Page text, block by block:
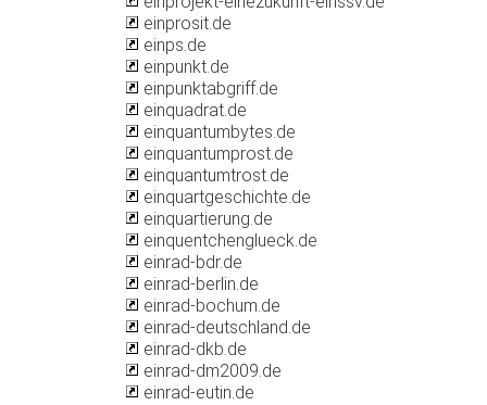
einprosit.de
einps.de
einpunkt.de
einpunktabgriff.de
einquadrat.de
einquantumbytes.de
einquantumprost.de
einquantumtrost.de
einquartgeschichte.de
einquartierung.de
einquentchenglueck.de
einrad-bdr.de
einrad-berlin.de
einrad-bochum.de
einrad-deutschland.de
einrad-dkb.de
einrad-dm2009.de
einrad-eutin.de